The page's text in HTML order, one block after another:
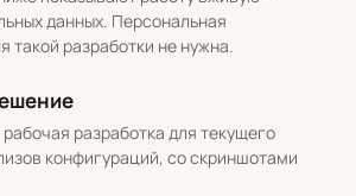
данных. Персональная
такой разработки не нужна.
разработка для текущего
конфигураций, со скриншотами